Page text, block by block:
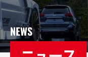
NEWS